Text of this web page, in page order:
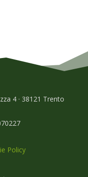
4 · 38121 Trento
Policy